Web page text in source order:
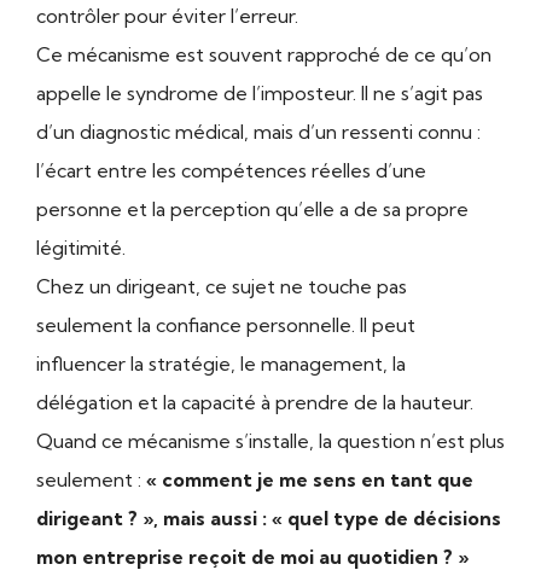
contrôler pour éviter l’erreur.
Ce mécanisme est souvent rapproché de ce qu’on
appelle le syndrome de l’imposteur. Il ne s’agit pas
d’un diagnostic médical, mais d’un ressenti connu :
l’écart entre les compétences réelles d’une
personne et la perception qu’elle a de sa propre
légitimité.
Chez un dirigeant, ce sujet ne touche pas
seulement la confiance personnelle. Il peut
influencer la stratégie, le management, la
délégation et la capacité à prendre de la hauteur.
Quand ce mécanisme s’installe, la question n’est plus
seulement : « comment je me sens en tant que
dirigeant ? », mais aussi : « quel type de décisions
mon entreprise reçoit de moi au quotidien ? »